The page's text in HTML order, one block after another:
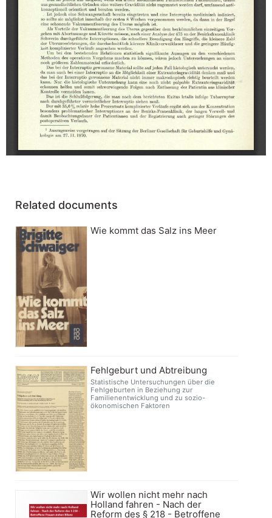
Related documents
Wie kommt das Salz ins Meer
Fehlgeburt und Abtreibung
Statistische Untersuchungen über die
Fehlgeburten in Beziehung zur
Familienentwicklung und zu sozio-
ökonomischen Faktoren
Wir wollen nicht mehr nach
Holland fahren - Nach der
Reform des § 218 - Betroffene